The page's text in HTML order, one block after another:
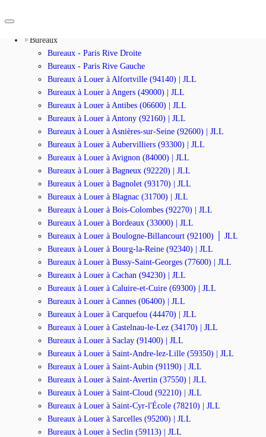
Blog
Données marchés
Pourquoi JLL?
NxT
Flex & Co-working
Favoris
Nous contacter
À Louer
Bureaux
Bureaux - Paris Rive Droite
Bureaux - Paris Rive Gauche
Bureaux à Louer à Alfortville (94140) | JLL
Bureaux à Louer à Angers (49000) | JLL
Bureaux à Louer à Antibes (06600) | JLL
Bureaux à Louer à Antony (92160) | JLL
Bureaux à Louer à Asnières-sur-Seine (92600) | JLL
Bureaux à Louer à Aubervilliers (93300) | JLL
Bureaux à Louer à Avignon (84000) | JLL
Bureaux à Louer à Bagneux (92220) | JLL
Bureaux à Louer à Bagnolet (93170) | JLL
Bureaux à Louer à Blagnac (31700) | JLL
Bureaux à Louer à Bois-Colombes (92270) | JLL
Bureaux à Louer à Bordeaux (33000) | JLL
Bureaux à Louer à Boulogne-Billancourt (92100) │ JLL
Bureaux à Louer à Bourg-la-Reine (92340) | JLL
Bureaux à Louer à Bussy-Saint-Georges (77600) | JLL
Bureaux à Louer à Cachan (94230) | JLL
Bureaux à Louer à Caluire-et-Cuire (69300) | JLL
Bureaux à Louer à Cannes (06400) | JLL
Bureaux à Louer à Carquefou (44470) | JLL
Bureaux à Louer à Castelnau-le-Lez (34170) | JLL
Bureaux à Louer à Saclay (91400) | JLL
Bureaux à Louer à Saint-Andre-lez-Lille (59350) | JLL
Bureaux à Louer à Saint-Aubin (91190) | JLL
Bureaux à Louer à Saint-Avertin (37550) | JLL
Bureaux à Louer à Saint-Cloud (92210) | JLL
Bureaux à Louer à Saint-Cyr-l'École (78210) | JLL
Bureaux à Louer à Sarcelles (95200) | JLL
Bureaux à Louer à Seclin (59113) | JLL